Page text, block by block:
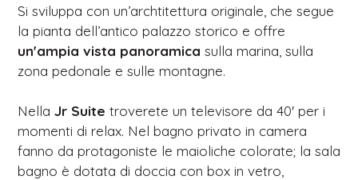
Si sviluppa con un’archtitettura originale, che segue
la pianta dell’antico palazzo storico e offre
un'ampia vista panoramica sulla marina, sulla
zona pedonale e sulle montagne.
Nella Jr Suite troverete un televisore da 40' per i
momenti di relax. Nel bagno privato in camera
fanno da protagoniste le maioliche colorate; la sala
bagno è dotata di doccia con box in vetro,